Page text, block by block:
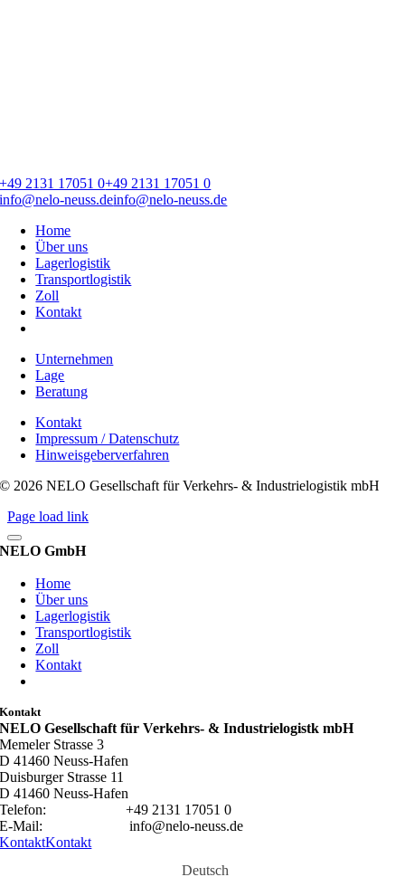
+49 2131 17051 0+49 2131 17051 0
info@nelo-neuss.deinfo@nelo-neuss.de
Home
Über uns
Lagerlogistik
Transportlogistik
Zoll
Kontakt
Unternehmen
Lage
Beratung
Kontakt
Impressum / Datenschutz
Hinweisgeberverfahren
© 2026 NELO Gesellschaft für Verkehrs- & Industrielogistik mbH
Page load link
NELO GmbH
Home
Über uns
Lagerlogistik
Transportlogistik
Zoll
Kontakt
Kontakt
NELO Gesellschaft für Verkehrs- & Industrielogistk mbH
Memeler Strasse 3
D 41460 Neuss-Hafen
Duisburger Strasse 11
D 41460 Neuss-Hafen
Telefon:+49 2131 17051 0
E-Mail: info@nelo-neuss.de
KontaktKontakt
Deutsch